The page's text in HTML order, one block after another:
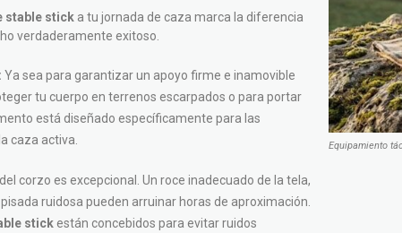
stable stick a tu jornada de caza marca la diferencia
verdaderamente exitoso.
Ya sea para garantizar un apoyo firme e inamovible
tu cuerpo en terrenos escarpados o para portar
está diseñado específicamente para las
caza activa.
corzo es excepcional. Un roce inadecuado de la tela,
ruidosa pueden arruinar horas de aproximación.
stick están concebidos para evitar ruidos
Equipamiento